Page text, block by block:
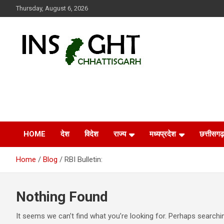
to
Thursday, August 6, 2026
HOME देश विदेश राज्य मध्यप्रदेश छत्तीसगढ़
Home Blog RBI Bulletin:
Nothing Found
It seems we can’t find what you’re looking for. Perhaps